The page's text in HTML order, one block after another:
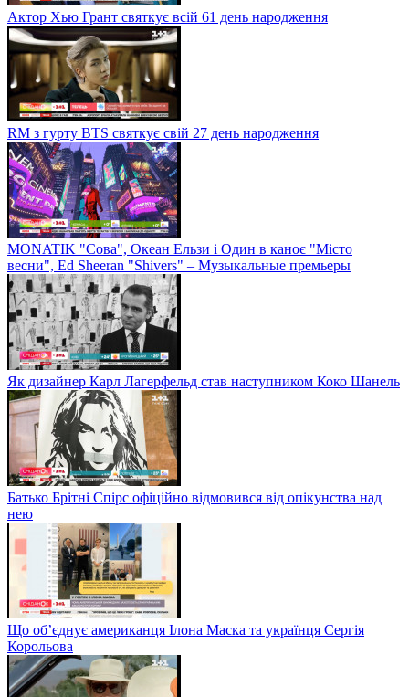
Актор Хью Грант святкує всій 61 день народження
RM з гурту BTS святкує свій 27 день народження
MONATIK "Сова", Океан Ельзи і Один в каноє "Місто
весни", Ed Sheeran "Shivers" – Музыкальные премьеры
Як дизайнер Карл Лагерфельд став наступником Коко Шанель
Батько Брітні Спірс офіційно відмовився від опікунства над
нею
Що об’єднує американця Ілона Маска та українця Сергія
Корольова